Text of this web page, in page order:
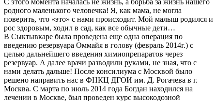
С этого момента началась не жизнь, а борьба за жизнь нашего
родного маленького человечка! Я, как мама, не могла
поверить, что «это» с нами происходит. Мой малыш родился и
рос здоровым, ходил в сад, как все обычные дети…
В Сыктывкаре была проведена еще одна операция по
введению резервуара Оммайя в голову (февраль 2014г.) с
целью дальнейшего введения химиопрепаратов через
резервуар. А далее врачи разводили руками, не зная, что с
нами делать дальше! После консилиума с Москвой было
решено направить нас в ФНКЦ ДГОИ им. Д. Рогачева в г.
Москва. С марта по июль 2014 года Богдан находился на
лечении в Москве, был проведен курс высокодозной